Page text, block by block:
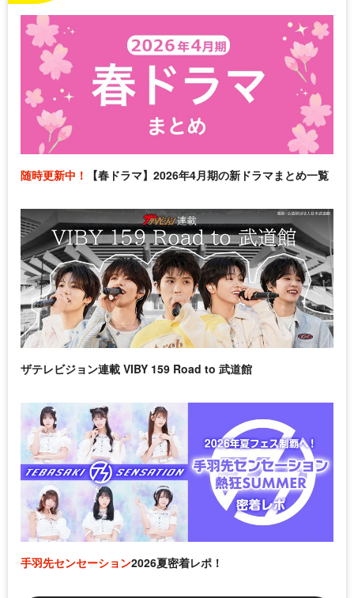
随時更新中！ 【春ドラマ】2026年4月期の新ドラマまとめ一覧
ザテレビジョン連載 VIBY 159 Road to 武道館
手羽先センセーション2026夏密着レポ！